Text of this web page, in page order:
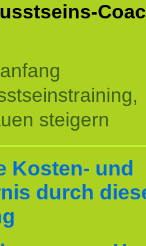
steigern
Kosten- und
durch